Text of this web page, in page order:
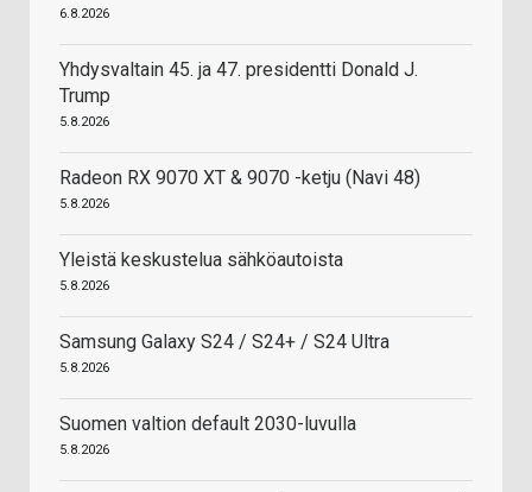
6.8.2026
Yhdysvaltain 45. ja 47. presidentti Donald J.
Trump
5.8.2026
Radeon RX 9070 XT & 9070 -ketju (Navi 48)
5.8.2026
Yleistä keskustelua sähköautoista
5.8.2026
Samsung Galaxy S24 / S24+ / S24 Ultra
5.8.2026
Suomen valtion default 2030-luvulla
5.8.2026